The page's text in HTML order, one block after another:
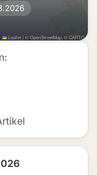
Leaflet|©OpenStreetMap , ©CARTO